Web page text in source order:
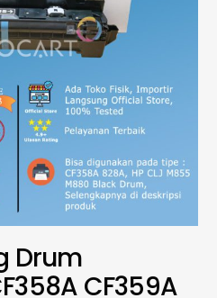
Drum
CF359A